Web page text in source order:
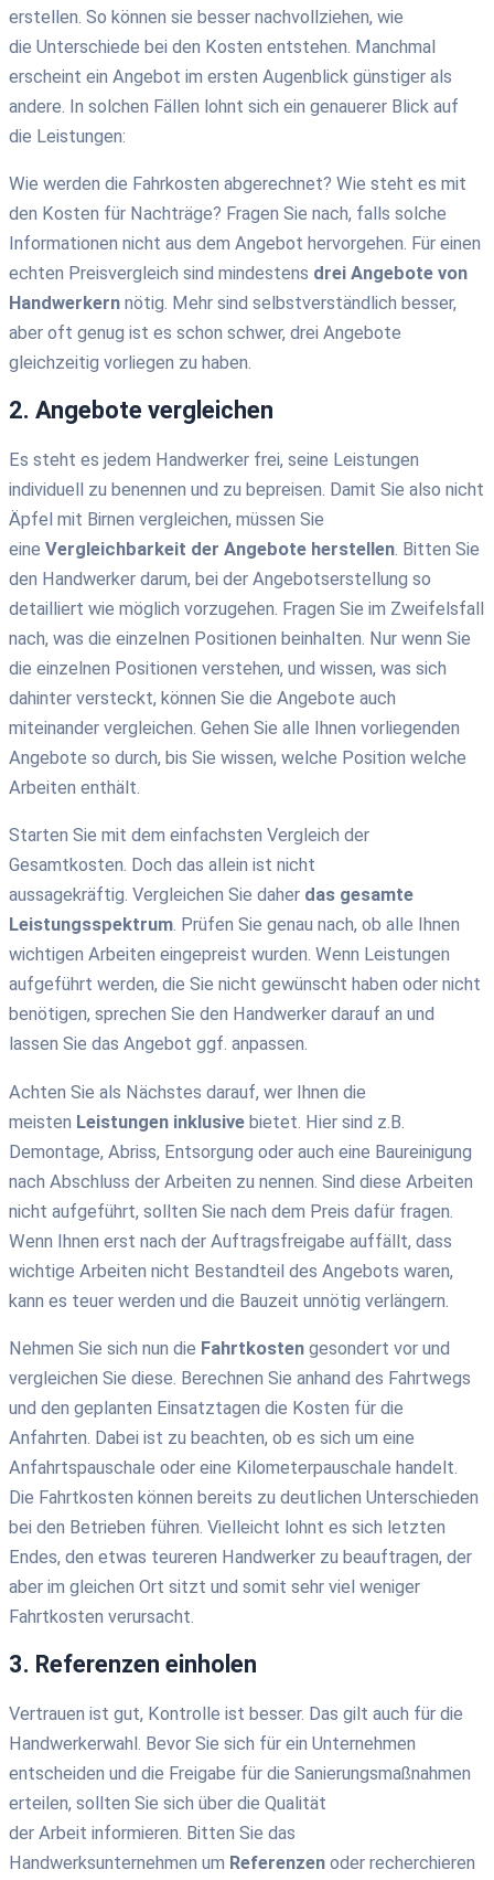
erstellen. So können sie besser nachvollziehen, wie
die Unterschiede bei den Kosten entstehen Manchmal
erscheint ein Angebot im ersten Augenblick günstiger als
andere. In solchen Fällen lohnt sich ein genauerer Blick auf
die Leistungen:
Wie werden die Fahrkosten abgerechnet? Wie steht es mit
den Kosten für Nachträge? Fragen Sie nach, falls solche
Informationen nicht aus dem Angebot hervorgehen. Für einen
echten Preisvergleich sind mindestens drei Angebote von
Handwerkern nötig. Mehr sind selbstverständlich besser,
aber oft genug ist es schon schwer, drei Angebote
gleichzeitig vorliegen zu haben.
2. Angebote vergleichen
Es steht es jedem Handwerker frei, seine Leistungen
individuell zu benennen und zu bepreisen. Damit Sie also nicht
Äpfel mit Birnen vergleichen, müssen Sie
eine Vergleichbarkeit der Angebote herstellen Bitten Sie
den Handwerker darum, bei der Angebotserstellung so
detailliert wie möglich vorzugehen. Fragen Sie im Zweifelsfall
nach, was die einzelnen Positionen beinhalten. Nur wenn Sie
die einzelnen Positionen verstehen, und wissen, was sich
dahinter versteckt, können Sie die Angebote auch
miteinander vergleichen. Gehen Sie alle Ihnen vorliegenden
Angebote so durch, bis Sie wissen, welche Position welche
Arbeiten enthält.
Starten Sie mit dem einfachsten Vergleich der
Gesamtkosten. Doch das allein ist nicht
aussagekräftig. Vergleichen Sie daher das gesamte
Leistungsspektrum. Prüfen Sie genau nach, ob alle Ihnen
wichtigen Arbeiten eingepreist wurden. Wenn Leistungen
aufgeführt werden, die Sie nicht gewünscht haben oder nicht
benötigen, sprechen Sie den Handwerker darauf an und
lassen Sie das Angebot ggf. anpassen.
Achten Sie als Nächstes darauf, wer Ihnen die
meisten Leistungen inklusive bietet. Hier sind z.B.
Demontage, Abriss, Entsorgung oder auch eine Baureinigung
nach Abschluss der Arbeiten zu nennen. Sind diese Arbeiten
nicht aufgeführt, sollten Sie nach dem Preis dafür fragen.
Wenn Ihnen erst nach der Auftragsfreigabe auffällt, dass
wichtige Arbeiten nicht Bestandteil des Angebots waren,
kann es teuer werden und die Bauzeit unnötig verlängern.
Nehmen Sie sich nun die Fahrtkosten gesondert vor und
vergleichen Sie diese. Berechnen Sie anhand des Fahrtwegs
und den geplanten Einsatztagen die Kosten für die
Anfahrten. Dabei ist zu beachten, ob es sich um eine
Anfahrtspauschale oder eine Kilometerpauschale handelt.
Die Fahrtkosten können bereits zu deutlichen Unterschieden
bei den Betrieben führen. Vielleicht lohnt es sich letzten
Endes, den etwas teureren Handwerker zu beauftragen, der
aber im gleichen Ort sitzt und somit sehr viel weniger
Fahrtkosten verursacht.
3. Referenzen einholen
Vertrauen ist gut, Kontrolle ist besser. Das gilt auch für die
Handwerkerwahl. Bevor Sie sich für ein Unternehmen
entscheiden und die Freigabe für die Sanierungsmaßnahmen
erteilen, sollten Sie sich über die Qualität
der Arbeit informieren. Bitten Sie das
Handwerksunternehmen um Referenzen oder recherchieren